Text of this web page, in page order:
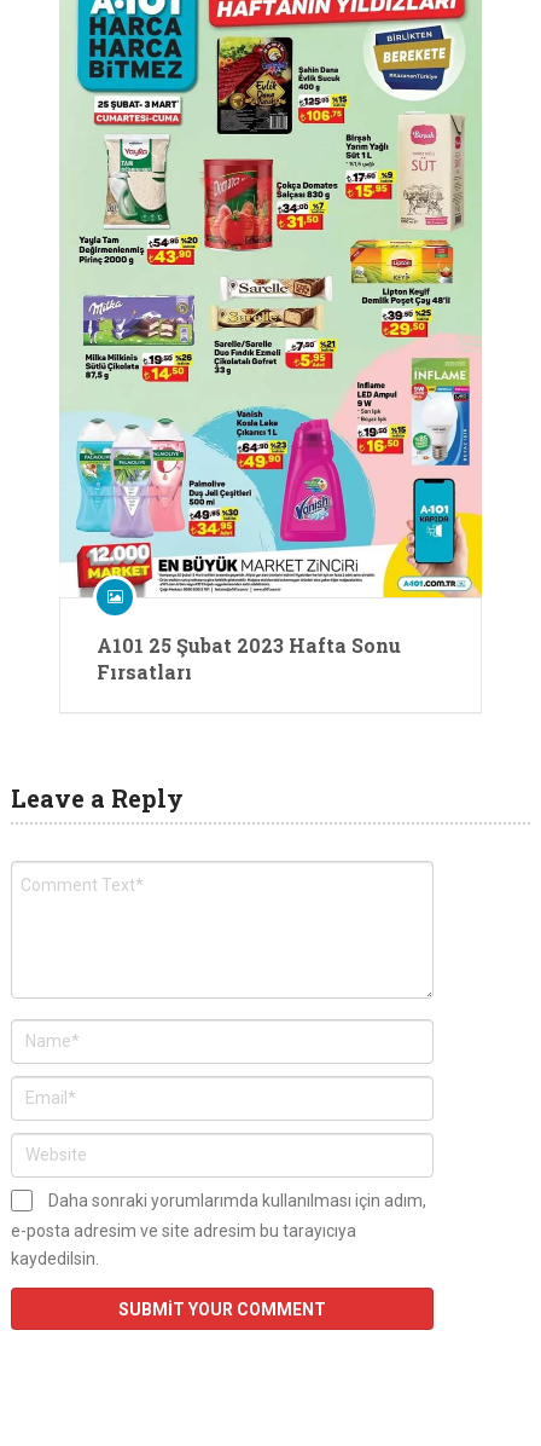
A101 25 Şubat 2023 Hafta Sonu
Fırsatları
Leave a Reply
Daha sonraki yorumlarımda kullanılması için adım,
e-posta adresim ve site adresim bu tarayıcıya
kaydedilsin.